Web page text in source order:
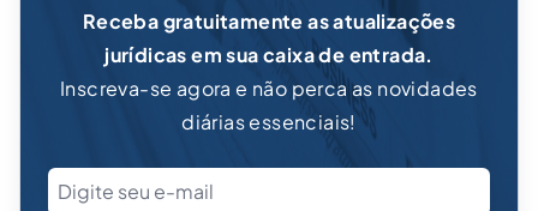
Receba gratuitamente as atualizações
jurídicas em sua caixa de entrada.
Inscreva-se agora e não perca as novidades
diárias essenciais!